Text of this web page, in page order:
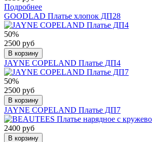
Подробнее
GOODLAD Платье хлопок ДП28
50%
2500 руб
В корзину
JAYNE COPELAND Платье ДП4
50%
2500 руб
В корзину
JAYNE COPELAND Платье ДП7
2400 руб
В корзину